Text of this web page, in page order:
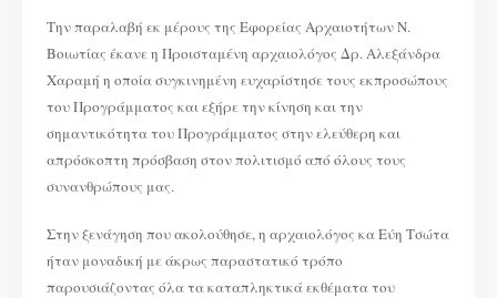
Την παραλαβή εκ μέρους της Εφορείας Αρχαιοτήτων Ν.
Βοιωτίας έκανε η Προισταμένη αρχαιολόγος Δρ. Αλεξάνδρα
Χαραμή η οποία συγκινημένη ευχαρίστησε τους εκπροσώπους
του Προγράμματος και εξήρε την κίνηση και την
σημαντικότητα του Προγράμματος στην ελεύθερη και
απρόσκοπτη πρόσβαση στον πολιτισμό από όλους τους
συνανθρώπους μας.
Στην ξενάγηση που ακολούθησε, η αρχαιολόγος κα Εύη Τσώτα
ήταν μοναδική με άκρως παραστατικό τρόπο
παρουσιάζοντας όλα τα καταπληκτικά εκθέματα του